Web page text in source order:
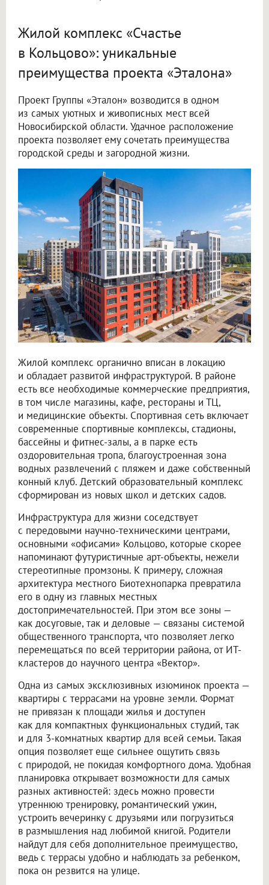
Жилой комплекс «Счастье
в Кольцово»: уникальные
преимущества проекта «Эталона»
Проект Группы «Эталон» возводится в одном
из самых уютных и живописных мест всей
Новосибирской области. Удачное расположение
проекта позволяет ему сочетать преимущества
городской среды и загородной жизни.
Жилой комплекс органично вписан в локацию
и обладает развитой инфраструктурой. В районе
есть все необходимые коммерческие предприятия,
в том числе магазины, кафе, рестораны и ТЦ,
и медицинские объекты. Спортивная сеть включает
современные спортивные комплексы, стадионы,
бассейны и фитнес-залы, а в парке есть
оздоровительная тропа, благоустроенная зона
водных развлечений с пляжем и даже собственный
конный клуб. Детский образовательный комплекс
сформирован из новых школ и детских садов.
Инфраструктура для жизни соседствует
с передовыми научно-техническими центрами,
основными «офисами» Кольцово, которые скорее
напоминают футуристичные арт-объекты, нежели
стереотипные промзоны. К примеру, сложная
архитектура местного Биотехнопарка превратила
его в одну из главных местных
достопримечательностей. При этом все зоны —
как досуговые, так и деловые — связаны системой
общественного транспорта, что позволяет легко
перемещаться по всей территории района, от ИТ-
кластеров до научного центра «Вектор».
Одна из самых эксклюзивных изюминок проекта —
квартиры с террасами на уровне земли. Формат
не привязан к площади жилья и доступен
как для компактных функциональных студий, так
и для 3-комнатных квартир для всей семьи. Такая
опция позволяет еще сильнее ощутить связь
с природой, не покидая комфортного дома. Удобная
планировка открывает возможности для самых
разных активностей: здесь можно провести
утреннюю тренировку, романтический ужин,
устроить вечеринку с друзьями или погрузиться
в размышления над любимой книгой. Родители
найдут для себя дополнительное преимущество,
ведь с террасы удобно и наблюдать за ребенком,
пока он резвится на улице.